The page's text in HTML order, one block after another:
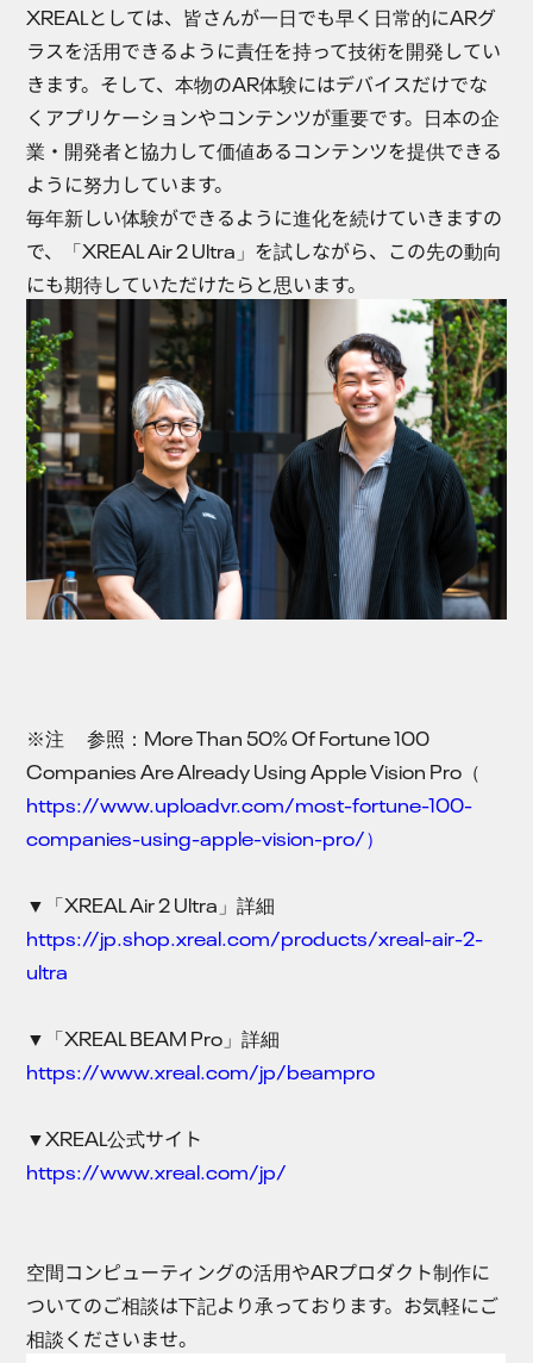
XREALとしては、皆さんが一日でも早く日常的にARグ
ラスを活用できるように責任を持って技術を開発してい
きます。そして、本物のAR体験にはデバイスだけでな
くアプリケーションやコンテンツが重要です。日本の企
業・開発者と協力して価値あるコンテンツを提供できる
ように努力しています。
毎年新しい体験ができるように進化を続けていきますの
で、「XREAL Air 2 Ultra」を試しながら、この先の動向
にも期待していただけたらと思います。
※注 参照：More Than 50% Of Fortune 100
Companies Are Already Using Apple Vision Pro（
https://www.uploadvr.com/most-fortune-100-
companies-using-apple-vision-pro/）
▼「XREAL Air 2 Ultra」詳細
https://jp.shop.xreal.com/products/xreal-air-2-
ultra
▼「XREAL BEAM Pro」詳細
https://www.xreal.com/jp/beampro
▼XREAL公式サイト
https://www.xreal.com/jp/
空間コンピューティングの活用やARプロダクト制作に
ついてのご相談は下記より承っております。お気軽にご
相談くださいませ。